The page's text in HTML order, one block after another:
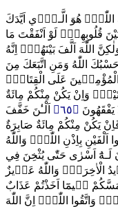
اللّٰهُۜ هُوَ الَّـذ۪ٓي اَيَّدَكَ
قُلُوبِهِمْۜ لَوْ اَنْفَقْتَ مَا
اللّٰهَ اَلَّفَ بَيْنَهُمْۜ اِنَّهُ
حَسْبُكَ اللّٰهُ وَمَنِ اتَّبَعَكَ مِنَ
الْمُؤْمِن۪ينَ عَلَى الْقِتَالِۜ
وَاِنْ يَكُنْ مِنْكُمْ مِائَةٌ
يَفْقَهُونَ ﴿٦٥﴾
اَلْـٰٔنَ خَفَّفَ
يَكُنْ مِنْكُمْ مِائَةٌ صَابِرَةٌ
اَلْفَيْنِ بِاِذْنِ اللّٰهِۜ وَاللّٰهُ
لَـهُٓ اَسْرٰى حَتّٰى يُثْخِنَ فِي
الْاٰخِرَةَۜ وَاللّٰهُ عَز۪يزٌ
ف۪يمَٓا اَخَذْتُمْ عَذَابٌ
وَاتَّقُوا اللّٰهَۜ اِنَّ اللّٰهَ